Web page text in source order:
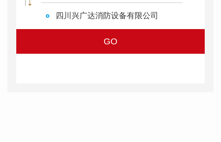
四川兴广达消防设备有限公司